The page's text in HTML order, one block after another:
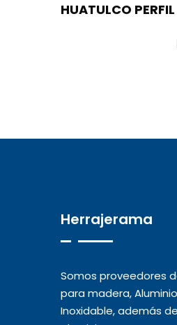
HUATULCO
Herrajerama
Somos proveedores
para madera,
Inoxidable, además